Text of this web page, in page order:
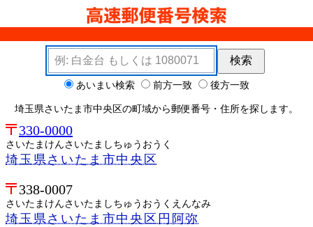
検索キーワード
検索
検索オプション あいまい検索 前方一致 後方一致
埼玉県さいたま市中央区の町域から郵便番号・住所を探します。
330-0000
さいたまけんさいたましちゅうおうく
埼玉県さいたま市中央区
338-0007
さいたまけんさいたましちゅうおうくえんなみ
埼玉県さいたま市中央区円阿弥